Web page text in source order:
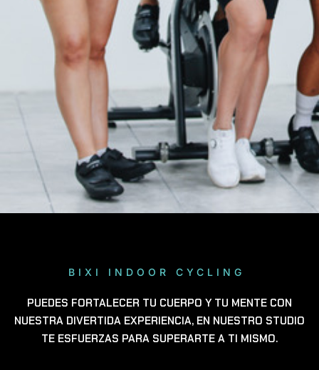
BIXI INDOOR CYCLING
PUEDES FORTALECER TU CUERPO Y TU MENTE CON
NUESTRA DIVERTIDA EXPERIENCIA, EN NUESTRO STUDIO
TE ESFUERZAS PARA SUPERARTE A TI MISMO.